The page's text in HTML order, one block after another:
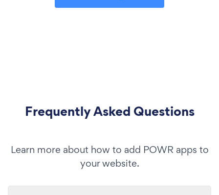
Frequently Asked Questions
Learn more about how to add POWR apps to
your website.